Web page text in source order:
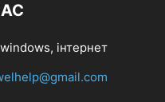
інтернет